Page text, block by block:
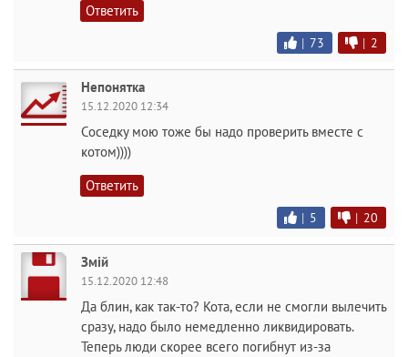
Ответить
| 73 | 2
Непонятка
15.12.2020 12:34
Соседку мою тоже бы надо проверить вместе с
котом))))
Ответить
| 5 | 20
Змiй
15.12.2020 12:48
Да блин, как так-то? Кота, если не смогли вылечить
сразу, надо было немедленно ликвидировать.
Теперь люди скорее всего погибнут из-за